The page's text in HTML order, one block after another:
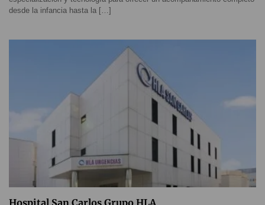
desde la infancia hasta la […]
Hospital San Carlos Grupo HLA